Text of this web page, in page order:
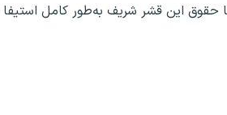
حقوق این قشر شریف به‌طور کامل استیفا